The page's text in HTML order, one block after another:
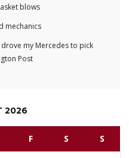
blows
mechanics
my Mercedes to pick
Post
2026
F S S